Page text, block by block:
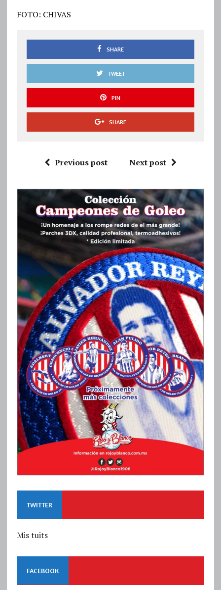
FOTO: CHIVAS
SHARE
TWEET
PIN
SHARE
Previous post Next post
TWITTER
Mis tuits
FACEBOOK